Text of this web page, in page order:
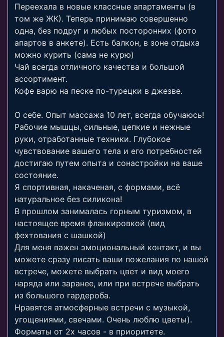
Переехала в новые классные апартаменты (в
том же ЖК). Теперь принимаю совершенно
одна, без подруг и любых посторонних (фото
апартов в анкете). Есть балкон, в зоне отдыха
можно курить (сама не курю)
Чай всегда отличного качества и большой
ассортимент.
Кофе варю на песке по-турецки в джезве.
О себе. Опыт массажа 10 лет, всегда обучаюсь!
Рабочие мышцы, сильные, цепкие и нежные
руки, отработанные техники. Глубокое
чувствование вашего тела и его потребностей
достигаю путем опыта и сонастройки на ваше
состояние.
Я спортивная, накаченая, с формами, всё
натуральное без силикона!
В прошлом занималась горным туризмом, в
настоящее время фланкировкой (вид
фехтования с шашкой)
Для меня важен эмоциональный контакт, и вы
можете сразу писать ваши пожелания по нашей
встрече, можете выбрать цвет и вид моего
наряда или заранее, или при встрече выбрать
из большого гардероба.
Нравятся атмосферные встречи с музыкой,
угощениями, свечами. Очень люблю цветы).
Форматы от 2х часов - в приоритете.